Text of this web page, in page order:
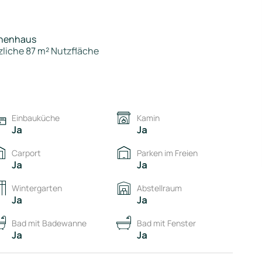
Strom ist hier enthalten.
Wärmepumpe
akzeptiert.
87 m² Nutzfläche
inkl. Wallbox
Einbauküche
Ja
Kamin
Ja
Carport
Ja
Parken im Freien
Ja
Wintergarten
Ja
Abstellraum
Ja
Bad mit Badewanne
Ja
Bad mit Fenster
Ja